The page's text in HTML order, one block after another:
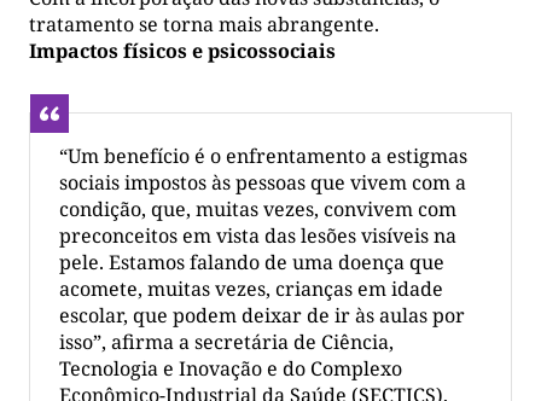
tratamento se torna mais abrangente.
Impactos físicos e psicossociais
“Um benefício é o enfrentamento a estigmas
sociais impostos às pessoas que vivem com a
condição, que, muitas vezes, convivem com
preconceitos em vista das lesões visíveis na
pele. Estamos falando de uma doença que
acomete, muitas vezes, crianças em idade
escolar, que podem deixar de ir às aulas por
isso”, afirma a secretária de Ciência,
Tecnologia e Inovação e do Complexo
Econômico-Industrial da Saúde (SECTICS),